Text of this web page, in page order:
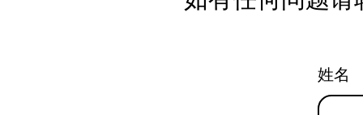
姓名